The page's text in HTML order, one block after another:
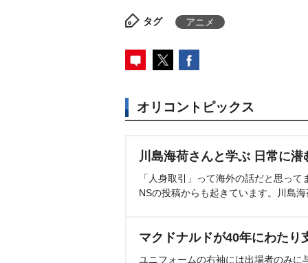
タグ アニメ
オリコントピックス
川島海荷さんと学ぶ 日常に
「人身取引」って海外の話だと思っ
NSの投稿からも起きています。川島
マクドナルドが40年にわたり
ユニフォームの右袖には出場者のみ